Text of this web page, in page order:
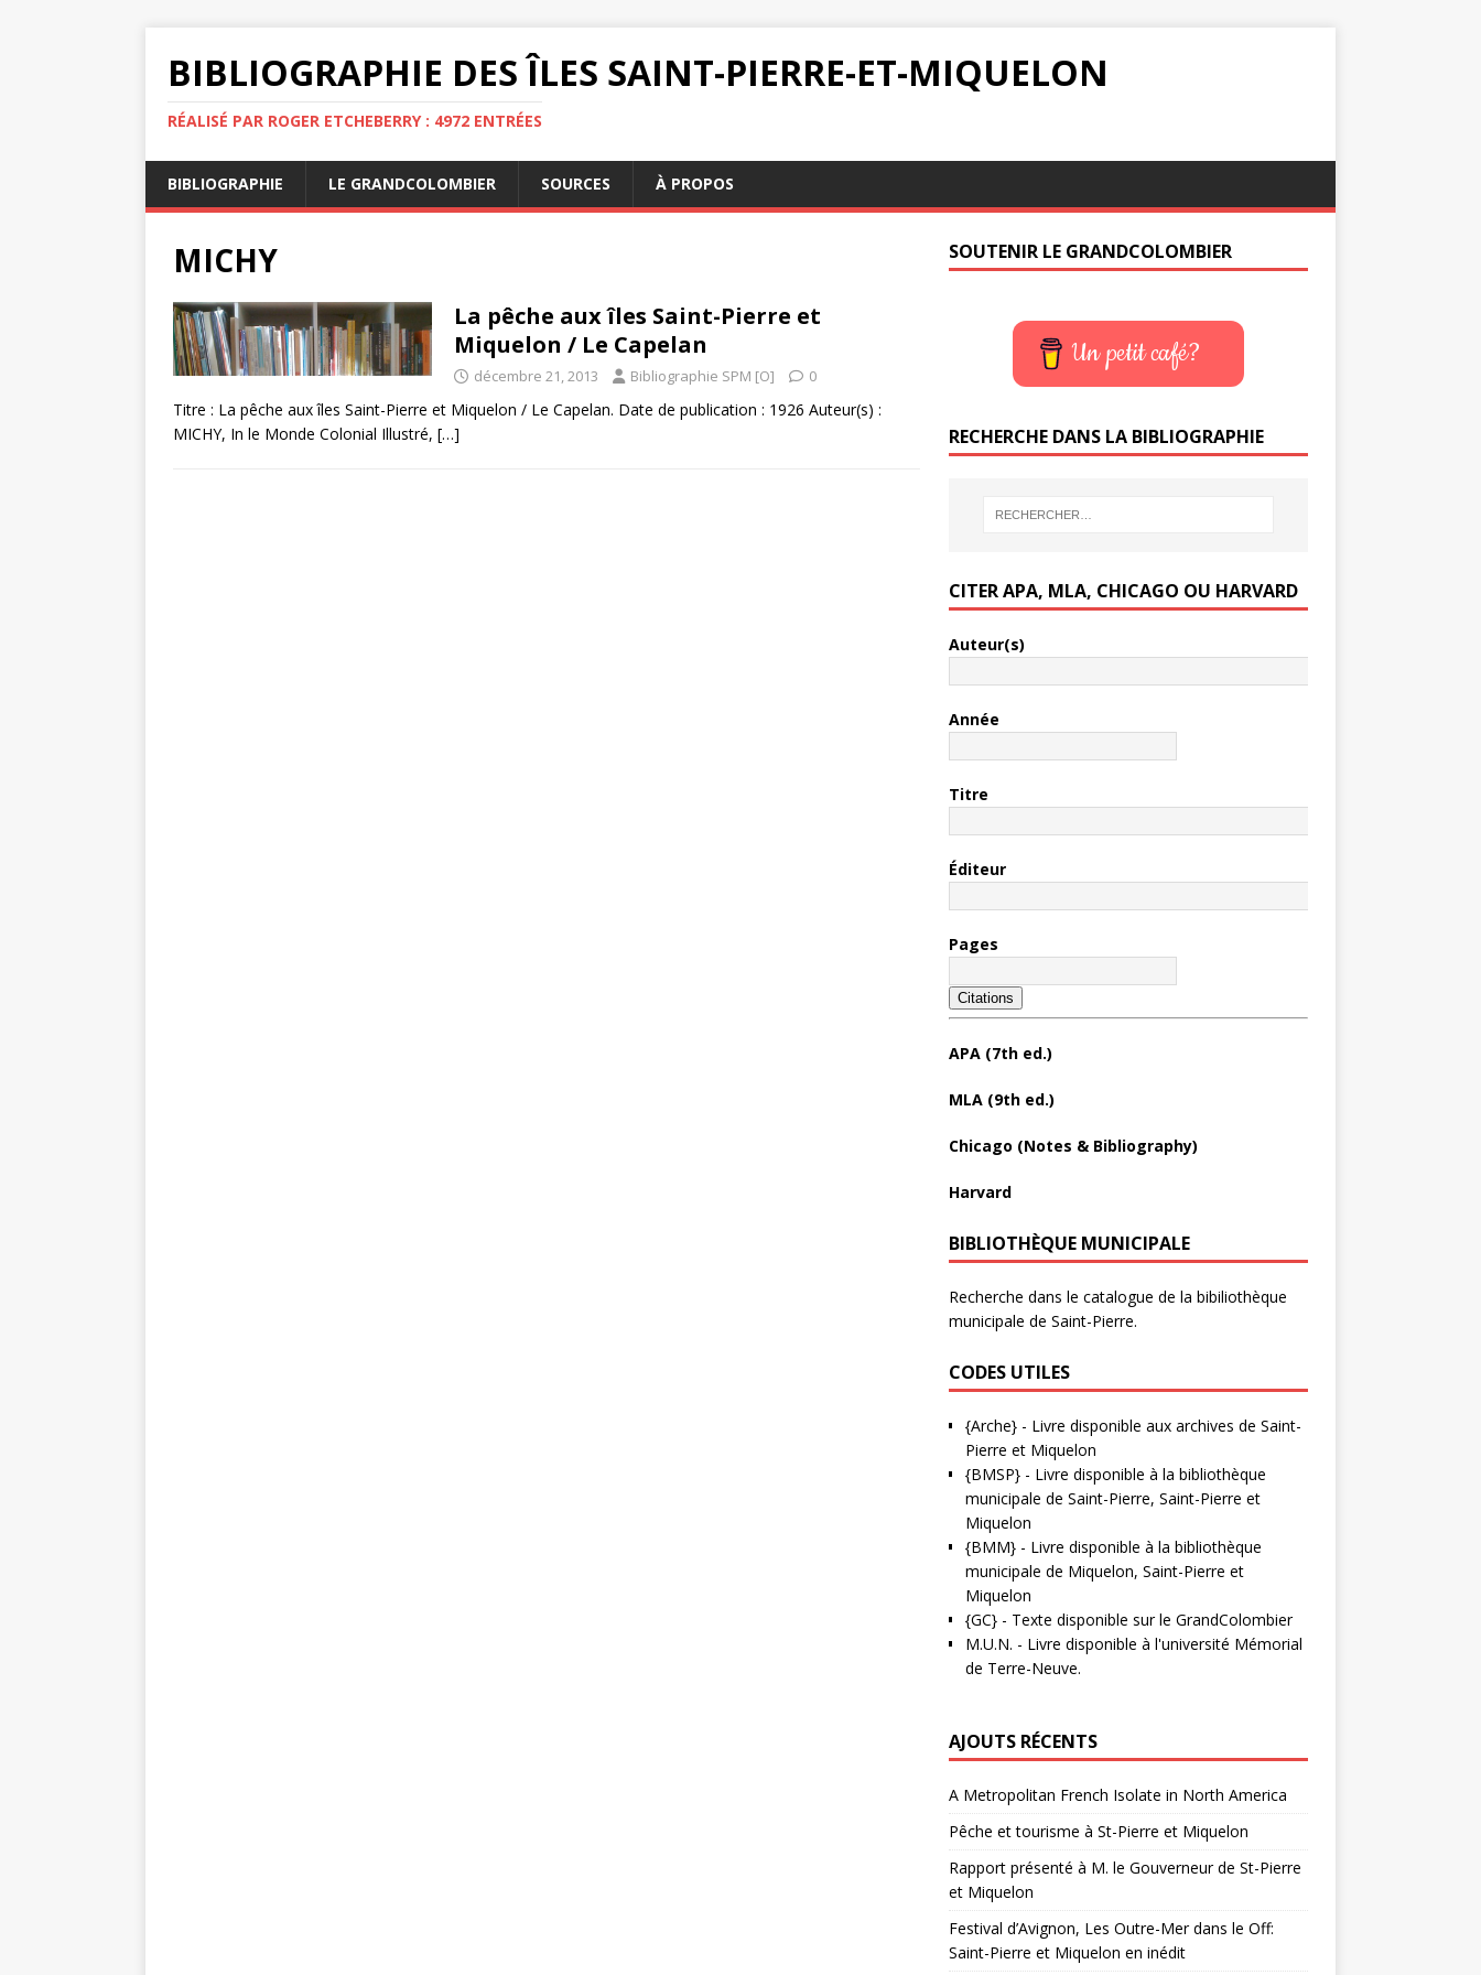
BIBLIOGRAPHIE DES ÎLES SAINT-PIERRE-ET-MIQUELON
RÉALISÉ PAR ROGER ETCHEBERRY : 4972 ENTRÉES
BIBLIOGRAPHIE LE GRANDCOLOMBIER SOURCES À PROPOS
MICHY
La pêche aux îles Saint-Pierre et
Miquelon / Le Capelan
décembre 21, 2013 Bibliographie SPM [O] 0
Titre : La pêche aux îles Saint-Pierre et Miquelon / Le Capelan. Date de publication : 1926 Auteur(s) :
MICHY, In le Monde Colonial Illustré, […]
SOUTENIR LE GRANDCOLOMBIER
Un petit café?
RECHERCHE DANS LA BIBLIOGRAPHIE
CITER APA, MLA, CHICAGO OU HARVARD
Auteur(s)
Année
Titre
Éditeur
Pages
Citations
APA (7th ed.)
MLA (9th ed.)
Chicago (Notes & Bibliography)
Harvard
BIBLIOTHÈQUE MUNICIPALE
Recherche dans le catalogue de la bibiliothèque
municipale de Saint-Pierre.
CODES UTILES
{Arche}- Livre disponible aux archives de Saint-
Pierre et Miquelon
{BMSP}- Livre disponible à la bibliothèque
municipale de Saint-Pierre, Saint-Pierre et
Miquelon
{BMM}- Livre disponible à la bibliothèque
municipale de Miquelon, Saint-Pierre et
Miquelon
{GC}- Texte disponible sur le GrandColombier
M.U.N. - Livre disponible à l'université Mémorial
de Terre-Neuve.
AJOUTS RÉCENTS
A Metropolitan French Isolate in North America
Pêche et tourisme à St-Pierre et Miquelon
Rapport présenté à M. le Gouverneur de St-Pierre
et Miquelon
Festival d’Avignon, Les Outre-Mer dans le Off:
Saint-Pierre et Miquelon en inédit